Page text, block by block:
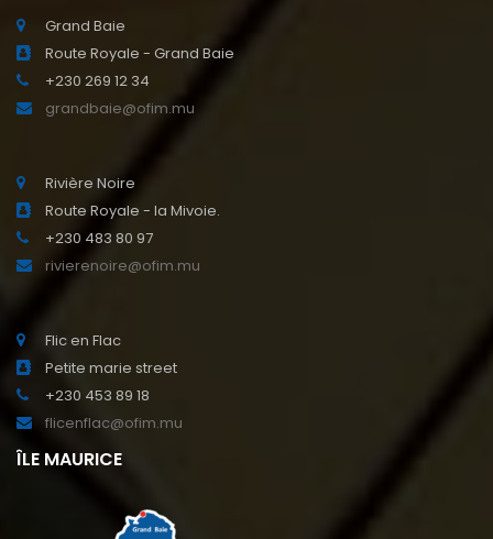
Grand Baie
Route Royale - Grand Baie
+230 269 12 34
grandbaie@ofim.mu
Rivière Noire
Route Royale - la Mivoie.
+230 483 80 97
rivierenoire@ofim.mu
Flic en Flac
Petite marie street
+230 453 89 18
flicenflac@ofim.mu
ÎLE MAURICE